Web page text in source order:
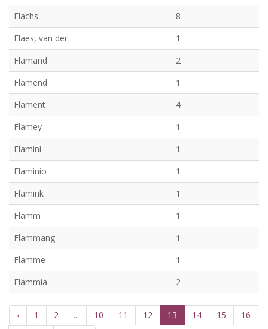
Flachs
8
Flaes, van der
1
Flamand
2
Flamend
1
Flament
4
Flamey
1
Flamini
1
Flaminio
1
Flamink
1
Flamm
1
Flammang
1
Flamme
1
Flammia
2
‹ 1 2 ... 10 11 12 13 14 15 16